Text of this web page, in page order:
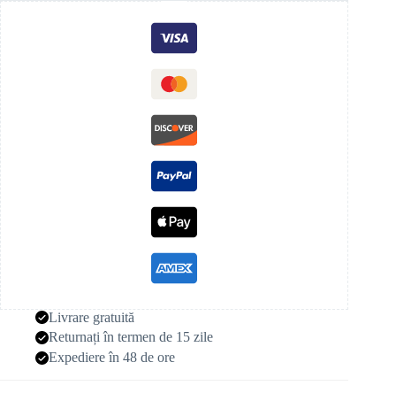
Livrare gratuită
Returnați în termen de 15 zile
Expediere în 48 de ore